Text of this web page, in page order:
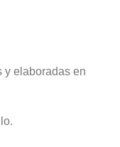
y elaboradas en